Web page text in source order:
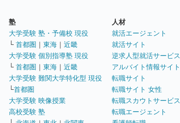
塾
大学受験 塾・予備校 現役
└ 首都圏 ｜ 東海 ｜ 近畿
大学受験 個別指導塾 現役
└ 首都圏 ｜ 東海 ｜ 近畿
大学受験 難関大学特化型 現役
└首都圏
大学受験 映像授業
高校受験 塾
人材
就活エージェント
就活サイト
逆求人型就活サービス
アルバイト情報サイト
転職サイト
転職サイト 女性
転職スカウトサービス
転職エージェント